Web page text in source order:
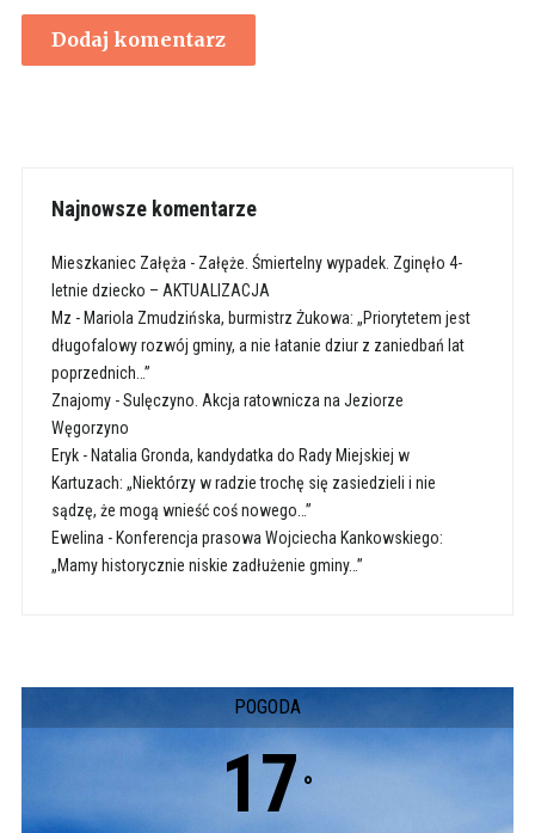
Najnowsze komentarze
Mieszkaniec Załęża - Załęże. Śmiertelny wypadek. Zginęło 4-
letnie dziecko – AKTUALIZACJA
Mz - Mariola Zmudzińska, burmistrz Żukowa: „Priorytetem jest
długofalowy rozwój gminy, a nie łatanie dziur z zaniedbań lat
poprzednich…”
Znajomy-Sulęczyno. Akcja ratownicza na Jeziorze
Węgorzyno
Eryk- Natalia Gronda, kandydatka do Rady Miejskiej w
Kartuzach: „Niektórzy w radzie trochę się zasiedzieli i nie
sądzę, że mogą wnieść coś nowego…”
Ewelina - Konferencja prasowa Wojciecha Kankowskiego:
„Mamy historycznie niskie zadłużenie gminy…”
POGODA
17 °